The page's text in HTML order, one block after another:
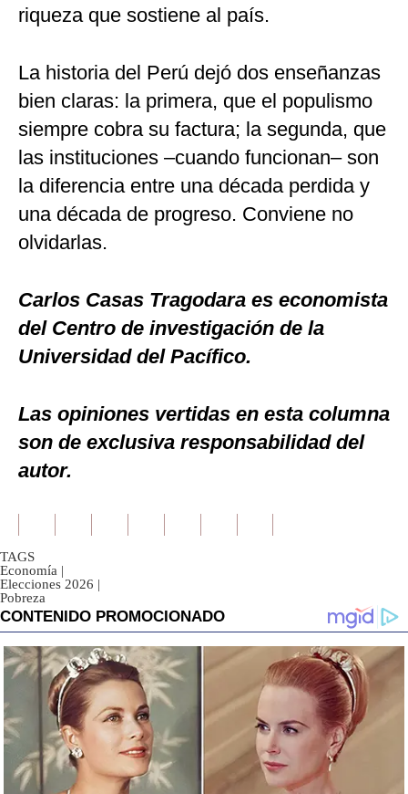
riqueza que sostiene al país.
La historia del Perú dejó dos enseñanzas
bien claras: la primera, que el populismo
siempre cobra su factura; la segunda, que
las instituciones –cuando funcionan– son
la diferencia entre una década perdida y
una década de progreso. Conviene no
olvidarlas.
Carlos Casas Tragodara es economista
del Centro de investigación de la
Universidad del Pacífico.
Las opiniones vertidas en esta columna
son de exclusiva responsabilidad del
autor.
TAGS
Economía |
Elecciones 2026 |
Pobreza